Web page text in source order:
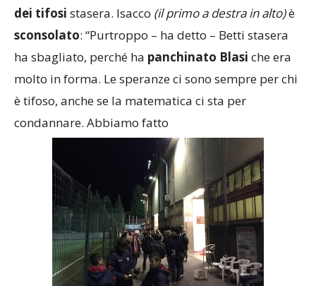
dei tifosi stasera. Isacco (il primo a destra in alto)è
sconsolato: “Purtroppo – ha detto – Betti stasera
ha sbagliato, perché ha panchinato Blasi che era
molto in forma. Le speranze ci sono sempre per chi
è tifoso, anche se la matematica ci sta per
condannare. Abbiamo fatto